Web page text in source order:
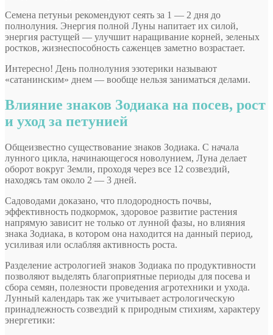
Семена петуньи рекомендуют сеять за 1 — 2 дня до
полнолуния. Энергия полной Луны напитает их силой,
энергия растущей — улучшит наращивание корней, зеленых
ростков, жизнеспособность саженцев заметно возрастает.
Интересно! День полнолуния эзотерики называют
«сатанинским» днем — вообще нельзя заниматься делами.
Влияние знаков Зодиака на посев, рост
и уход за петунией
Общеизвестно существование знаков Зодиака. С начала
лунного цикла, начинающегося новолунием, Луна делает
оборот вокруг Земли, проходя через все 12 созвездий,
находясь там около 2 — 3 дней.
Садоводами доказано, что плодородность почвы,
эффективность подкормок, здоровое развитие растения
напрямую зависит не только от лунной фазы, но влияния
знака Зодиака, в котором она находится на данный период,
усиливая или ослабляя активность роста.
Разделение астрологией знаков Зодиака по продуктивности
позволяют выделять благоприятные периоды для посева и
сбора семян, полезности проведения агротехники и ухода.
Лунный календарь так же учитывает астрологическую
принадлежность созвездий к природным стихиям, характеру
энергетики: